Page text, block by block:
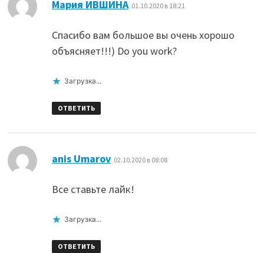
Мария ИВШИНА 01.10.2020 в 18:21
Спасибо вам большое вы очень хорошо
объясняет!!!) Do you work?
Загрузка...
ОТВЕТИТЬ
anis Umarov: 02.10.2020 в 08:08
Все ставьте лайк!
Загрузка...
ОТВЕТИТЬ